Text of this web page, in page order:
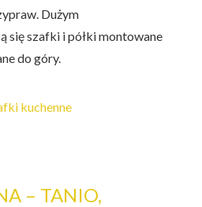
Dużym
się szafki i półki montowane
do góry.
kuchenne
– TANIO,